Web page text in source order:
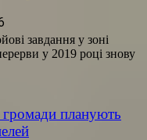
завдання у зоні
у 2019 році знову
громади планують